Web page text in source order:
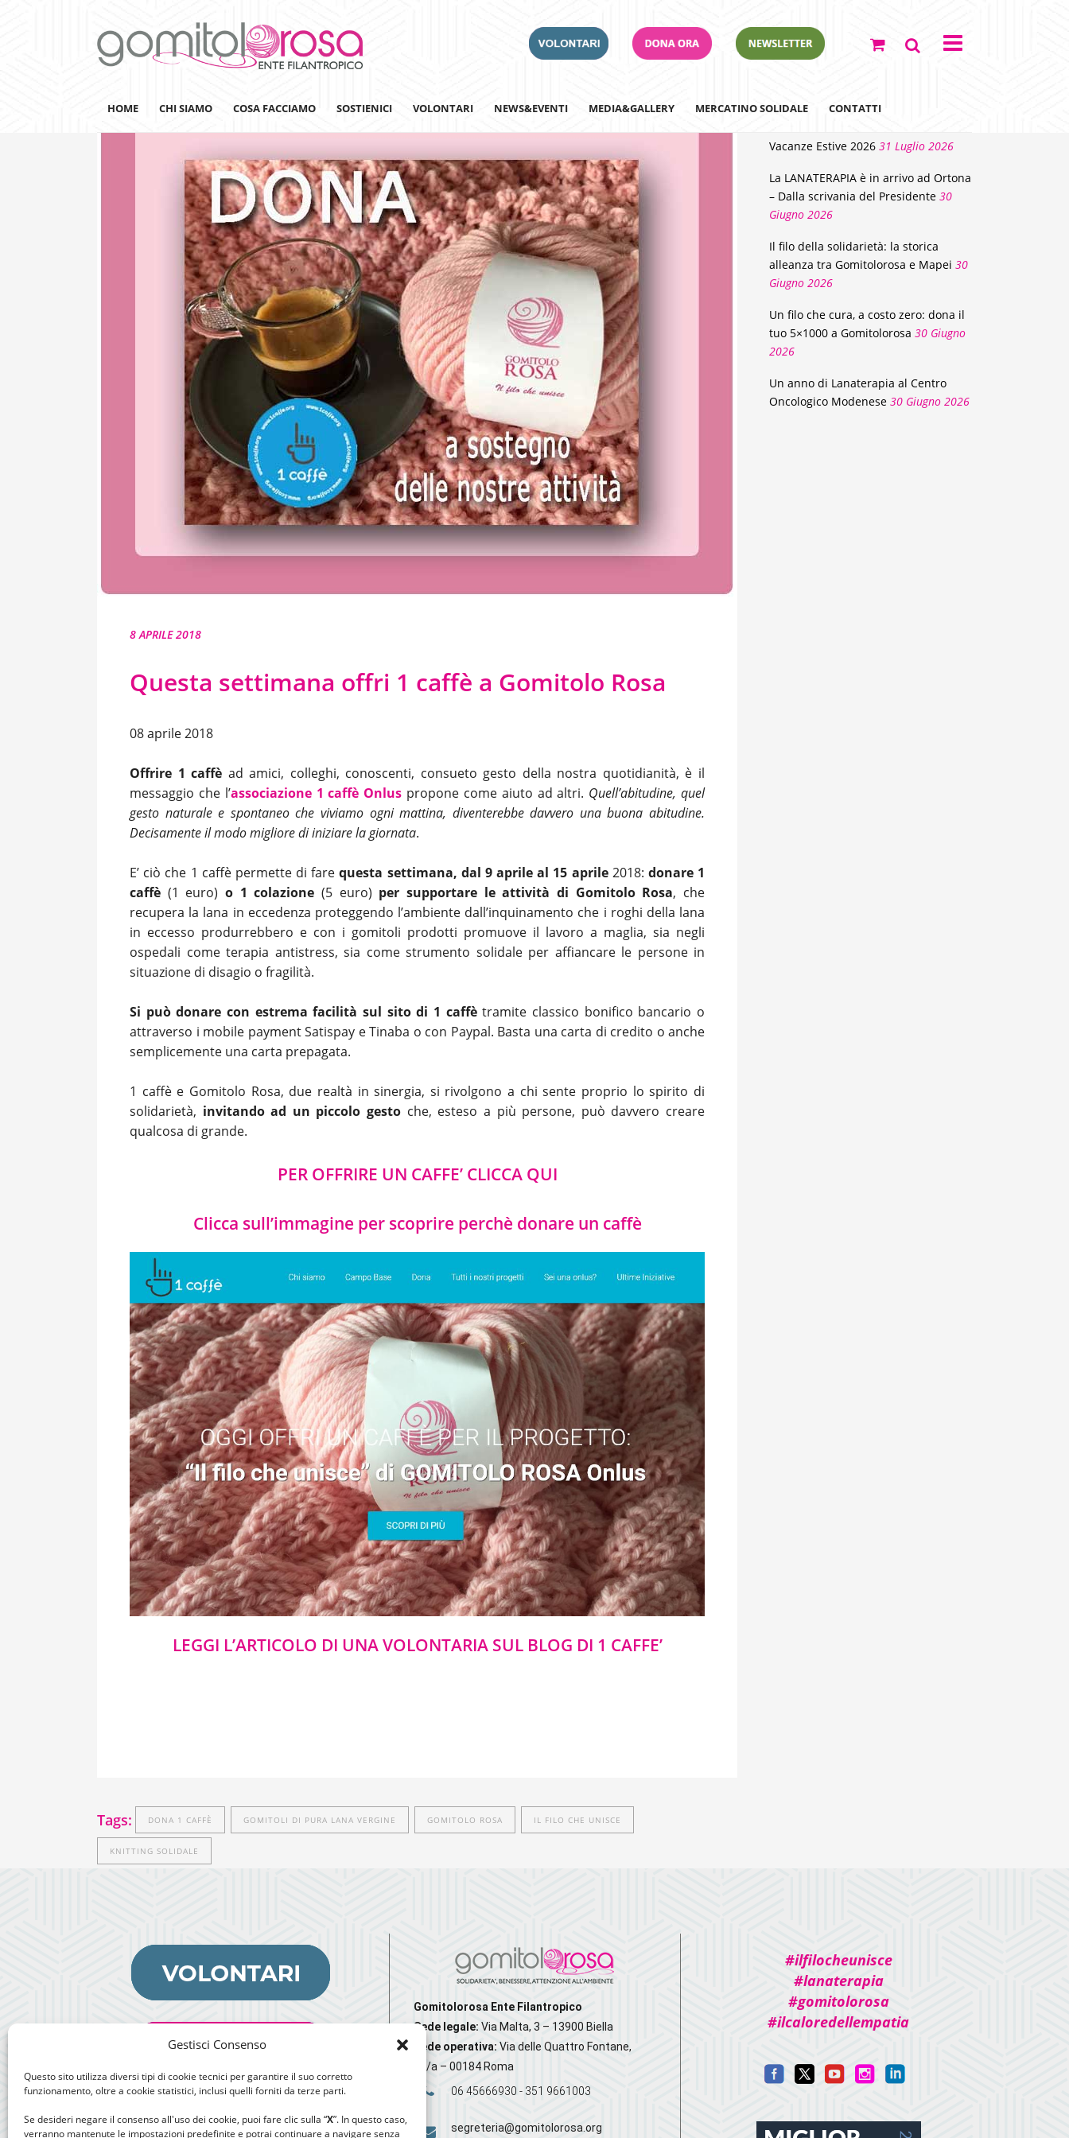
Gestisci Consenso
Questo sito utilizza diversi tipi di cookie tecnici per garantire il suo corretto
funzionamento, oltre a cookie statistici, inclusi quelli forniti da terze parti.
Se desideri negare il consenso all'uso dei cookie, puoi fare clic sulla “X”. In questo caso,
verranno mantenute le impostazioni predefinite e potrai continuare a navigare senza
HOME CHI SIAMO COSA FACCIAMO
Lanaterapia
Ricerca
Sensibilizzazione
Lana&Gomitoli
Giornata della Lana
Gomitolorosa4ARTS
SOSTIENICI
Adotta un Ospedale
Team Building
VOLONTARI NEWS&EVENTI MEDIA&GALLERY
Iscriviti alla nostra newsletter
MERCATINO SOLIDALE CONTATTI
8 APRILE 2018
Questa settimana offri 1 caffè a Gomitolo Rosa
08 aprile 2018
Offrire 1 caffè ad amici, colleghi, conoscenti, consueto gesto della nostra quotidianità, è il
messaggio che l’associazione 1 caffè Onlus propone come aiuto ad altri. Quell’abitudine, quel
gesto naturale e spontaneo che viviamo ogni mattina, diventerebbe davvero una buona abitudine.
Decisamente il modo migliore di iniziare la giornata.
E’ ciò che 1 caffè permette di farequesta settimana, dal 9 aprile al 15 aprile2018: donare 1
caffè (1 euro) o 1 colazione (5 euro) per supportare le attività di Gomitolo Rosa, che
recupera la lana in eccedenza proteggendo l’ambiente dall’inquinamento che i roghi della lana
in eccesso produrrebbero e con i gomitoli prodotti promuove il lavoro a maglia, sia negli
ospedali come terapia antistress, sia come strumento solidale per affiancare le persone in
situazione di disagio o fragilità.
Si può donare con estrema facilità sul sito di 1 caffètramite classico bonifico bancario o
attraverso i mobile payment Satispay e Tinaba o con Paypal. Basta una carta di credito o anche
semplicemente una carta prepagata.
1 caffè e Gomitolo Rosa, due realtà in sinergia, si rivolgono a chi sente proprio lo spirito di
solidarietà, invitando ad un piccolo gesto che, esteso a più persone, può davvero creare
qualcosa di grande.
PER OFFRIRE UN CAFFE’ CLICCA QUI
Clicca sull’immagine per scoprire perchè donare un caffè
LEGGI L’ARTICOLO DI UNA VOLONTARIA SUL BLOG DI 1 CAFFE’
Tags: DONA 1 CAFFÈ GOMITOLI DI PURA LANA VERGINE GOMITOLO ROSA IL FILO CHE UNISCE
KNITTING SOLIDALE
NEWS
Vacanze Estive 2026 31 Luglio 2026
La LANATERAPIA è in arrivo ad Ortona
– Dalla scrivania del Presidente 30
Giugno 2026
Il filo della solidarietà: la storica
alleanza tra Gomitolorosa e Mapei 30
Giugno 2026
Un filo che cura, a costo zero: dona il
tuo 5×1000 a Gomitolorosa 30 Giugno
2026
Un anno di Lanaterapia al Centro
Oncologico Modenese 30 Giugno 2026
Gomitolorosa Ente Filantropico
Sede legale: Via Malta, 3 – 13900 Biella
Sede operativa: Via delle Quattro Fontane,
20/a – 00184 Roma
06 45666930 - 351 9661003
segreteria@gomitolorosa.org
#ilfilocheunisce
#lanaterapia
#gomitolorosa
#ilcaloredellempatia